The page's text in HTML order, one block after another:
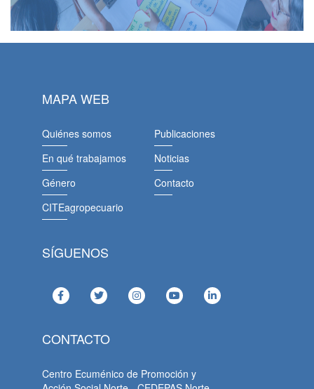
MAPA WEB
Quiénes somos
En qué trabajamos
Género
CITEagropecuario
Publicaciones
Noticias
Contacto
SÍGUENOS
CONTACTO
Centro Ecuménico de Promoción y